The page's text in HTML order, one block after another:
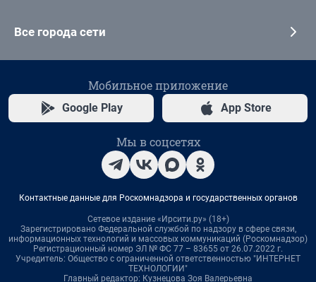
Все города сети
Мобильное приложение
Google Play App Store
Мы в соцсетях
Контактные данные для Роскомнадзора и государственных органов
Сетевое издание «Ирсити.ру» (18+)
Зарегистрировано Федеральной службой по надзору в сфере связи,
информационных технологий и массовых коммуникаций (Роскомнадзор)
Регистрационный номер ЭЛ № ФС 77 – 83655 от 26.07.2022 г.
Учредитель: Общество с ограниченной ответственностью "ИНТЕРНЕТ
ТЕХНОЛОГИИ"
Главный редактор: Кузнецова Зоя Валерьевна